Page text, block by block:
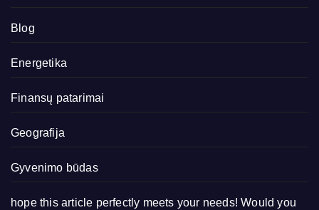
Blog
Energetika
Finansų patarimai
Geografija
Gyvenimo būdas
hope this article perfectly meets your needs! Would you